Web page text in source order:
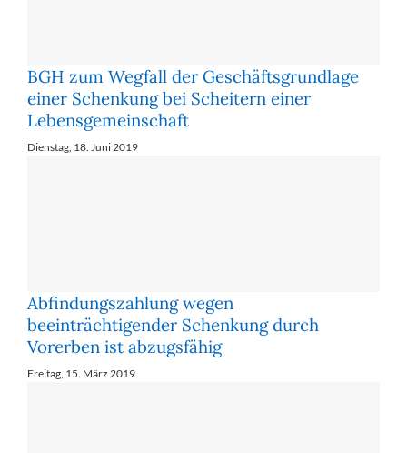
BGH zum Wegfall der Geschäftsgrundlage
einer Schenkung bei Scheitern einer
Lebensgemeinschaft
Dienstag, 18. Juni 2019
Abfindungszahlung wegen
beeinträchtigender Schenkung durch
Vorerben ist abzugsfähig
Freitag, 15. März 2019